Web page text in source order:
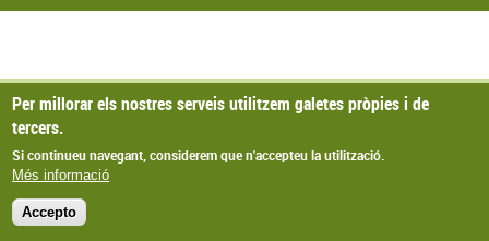
Per millorar els nostres serveis utilitzem galetes pròpies i de
tercers.
Si continueu navegant, considerem que n'accepteu la utilització.
Més informació
Accepto